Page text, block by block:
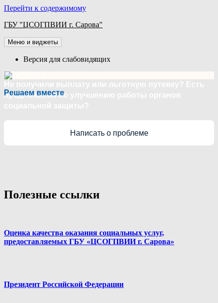
Перейти к содержимому
ГБУ "ЦСОГПВИИ г. Сарова"
Меню и виджеты
Версия для слабовидящих
Решаем вместе
предложения по улучшению работы органов
Написать о проблеме
Полезные ссылки
Оценка качества оказания социальных услуг,
предоставляемых ГБУ «ЦСОГПВИИ г. Сарова»
Президент Российской Федерации